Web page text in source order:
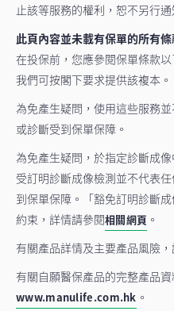
止該等服務的權利，恕不另行通
此頁內容並未載有保單的所有
在投保前，您應參閱保單條款
我們可按閣下要求提供該複本。
為免產生疑問，使用這些服務
或診斷受到保單保障。
為免產生疑問，於指定診斷成
受訂明診斷成像檢測並不代表
到保單保障。「豁免訂明診斷
約束，詳情請參閱相關網頁 。
有關產品詳情及主要產品風險
有關自願醫保產品的完整產品
www.manulife.com.hk 。